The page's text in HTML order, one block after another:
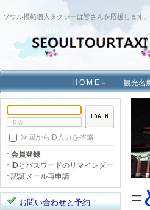
ソウル模範個人タクシーは皆さんを応援します
H O M E 観光名
次回からID入力を省略
会員登録
IDとパスワードのリマインダー
認証メール再申請
お問い合わせと予約 =